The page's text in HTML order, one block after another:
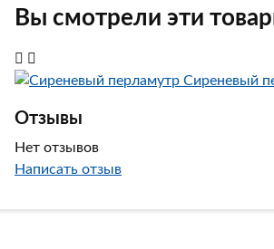
Вы смотрели эти
Сиреневый
Отзывы
Нет отзывов
Написать отзыв